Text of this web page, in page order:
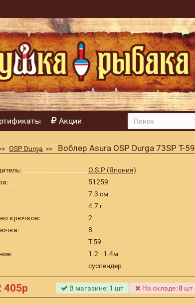
Акции
OSP Durga Воблер Asura OSP Durga 73SP Т-59
O.S.P (Япония)
51259
7.3 см
4.7 г
крючков:
2
8
Т-59
1.2 - 1.4м
суспендер
405р В магазине: 1 шт На складе:0 шт